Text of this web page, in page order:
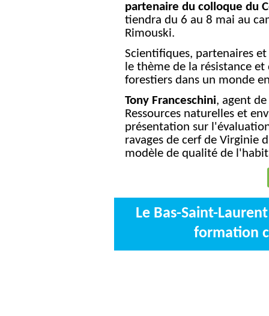
partenaire du colloque du
tiendra du 6 au 8 mai au
Rimouski.
Scientifiques, partenaires
le thème de la résistance
forestiers dans un monde
Tony Franceschini, agent
Ressources naturelles et
présentation sur l'é
ravages de cerf de Virginie
modèle de qualité de
Le Bas-Saint-
formation